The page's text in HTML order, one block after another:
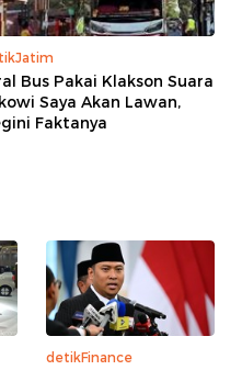
Bus Pakai Klakson Suara
Saya Akan Lawan,
Faktanya
detikFinance